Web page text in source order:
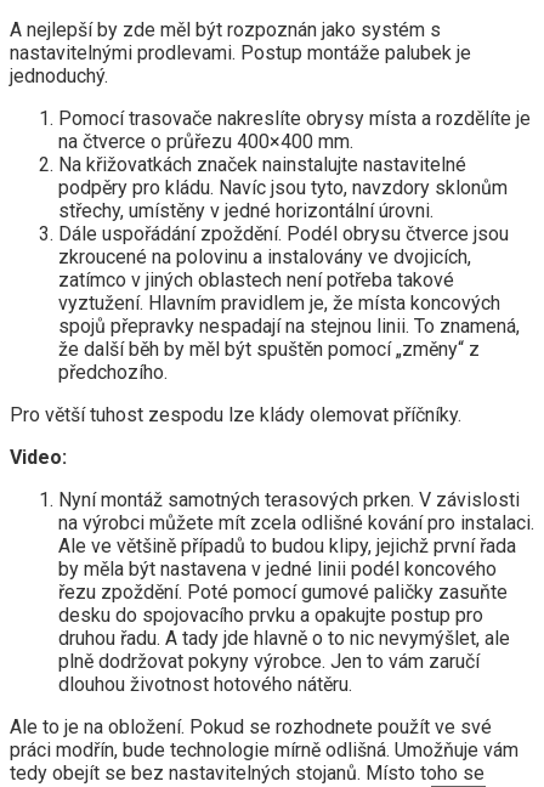
A nejlepší by zde měl být rozpoznán jako systém s
nastavitelnými prodlevami. Postup montáže palubek je
jednoduchý.
Pomocí trasovače nakreslíte obrysy místa a rozdělíte je
na čtverce o průřezu 400×400 mm.
Na křižovatkách značek nainstalujte nastavitelné
podpěry pro kládu. Navíc jsou tyto, navzdory sklonům
střechy, umístěny v jedné horizontální úrovni.
Dále uspořádání zpoždění. Podél obrysu čtverce jsou
zkroucené na polovinu a instalovány ve dvojicích,
zatímco v jiných oblastech není potřeba takové
vyztužení. Hlavním pravidlem je, že místa koncových
spojů přepravky nespadají na stejnou linii. To znamená,
že další běh by měl být spuštěn pomocí „změny“ z
předchozího.
Pro větší tuhost zespodu lze klády olemovat příčníky.
Video:
Nyní montáž samotných terasových prken. V závislosti
na výrobci můžete mít zcela odlišné kování pro instalaci.
Ale ve většině případů to budou klipy, jejichž první řada
by měla být nastavena v jedné linii podél koncového
řezu zpoždění. Poté pomocí gumové paličky zasuňte
desku do spojovacího prvku a opakujte postup pro
druhou řadu. A tady jde hlavně o to nic nevymýšlet, ale
plně dodržovat pokyny výrobce. Jen to vám zaručí
dlouhou životnost hotového nátěru.
Ale to je na obložení. Pokud se rozhodnete použít ve své
práci modřín, bude technologie mírně odlišná. Umožňuje vám
tedy obejít se bez nastavitelných stojanů. Místo toho se